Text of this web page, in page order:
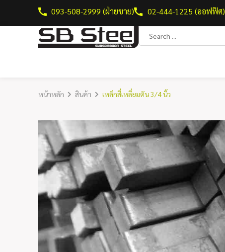
093-508-2999 (ฝ่ายขาย) 02-444-1225 (ออฟฟิศ)
หน้าหลัก สินค้า เหล็กสี่เหลี่ยมตัน 3/4 นิ้ว